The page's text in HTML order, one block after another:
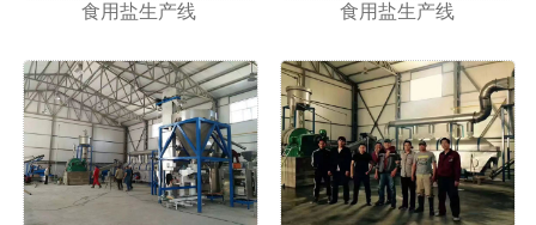
食用盐生产线 食用盐生产线